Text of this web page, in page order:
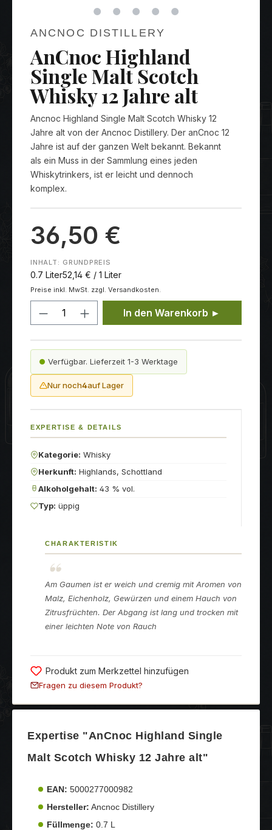
ANCNOC DISTILLERY
AnCnoc Highland
Single Malt Scotch
Whisky 12 Jahre alt
Ancnoc Highland Single Malt Scotch Whisky 12
Jahre alt von der Ancnoc Distillery. Der anCnoc 12
Jahre ist auf der ganzen Welt bekannt. Bekannt
als ein Muss in der Sammlung eines jeden
Whiskytrinkers, ist er leicht und dennoch
komplex.
36,50 €
INHALT:
0.7 Liter
GRUNDPREIS
52,14 € / 1 Liter
Preise inkl. MwSt. zzgl. Versandkosten.
Produkt Anzahl: Gib den
In den Warenkorb ►
Verfügbar. Lieferzeit 1-3 Werktage
Nur noch4auf Lager
EXPERTISE & DETAILS
Kategorie: Whisky
Herkunft: Highlands, Schottland
Alkoholgehalt: 43 % vol.
Typ: üppig
CHARAKTERISTIK
Am Gaumen ist er weich und cremig mit Aromen von
Malz, Eichenholz, Gewürzen und einem Hauch von
Zitrusfrüchten. Der Abgang ist lang und trocken mit
einer leichten Note von Rauch
Produkt zum Merkzettel hinzufügen
Fragen zu diesem Produkt?
Expertise "AnCnoc Highland Single
Malt Scotch Whisky 12 Jahre alt"
EAN: 5000277000982
Hersteller: Ancnoc Distillery
Füllmenge: 0.7 L